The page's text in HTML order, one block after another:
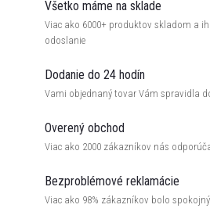
Všetko máme na sklade
Viac ako 6000+ produktov skladom a
odoslanie
Dodanie do 24 hodín
Vami objednaný tovar Vám spravidla
Overený obchod
Viac ako 2000 zákazníkov nás
Bezproblémové reklamácie
Viac ako 98% zákazníkov bolo